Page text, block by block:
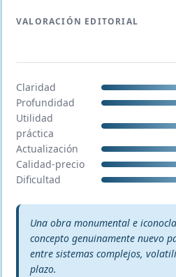
VALORACIÓN EDITORIAL
Claridad
Profundidad
Utilidad
práctica
Actualización
Calidad-precio
Dificultad
Veredicto editorial:
Una obra monumental e
concepto genuinamente nuevo
entre sistemas complejos,
plazo.